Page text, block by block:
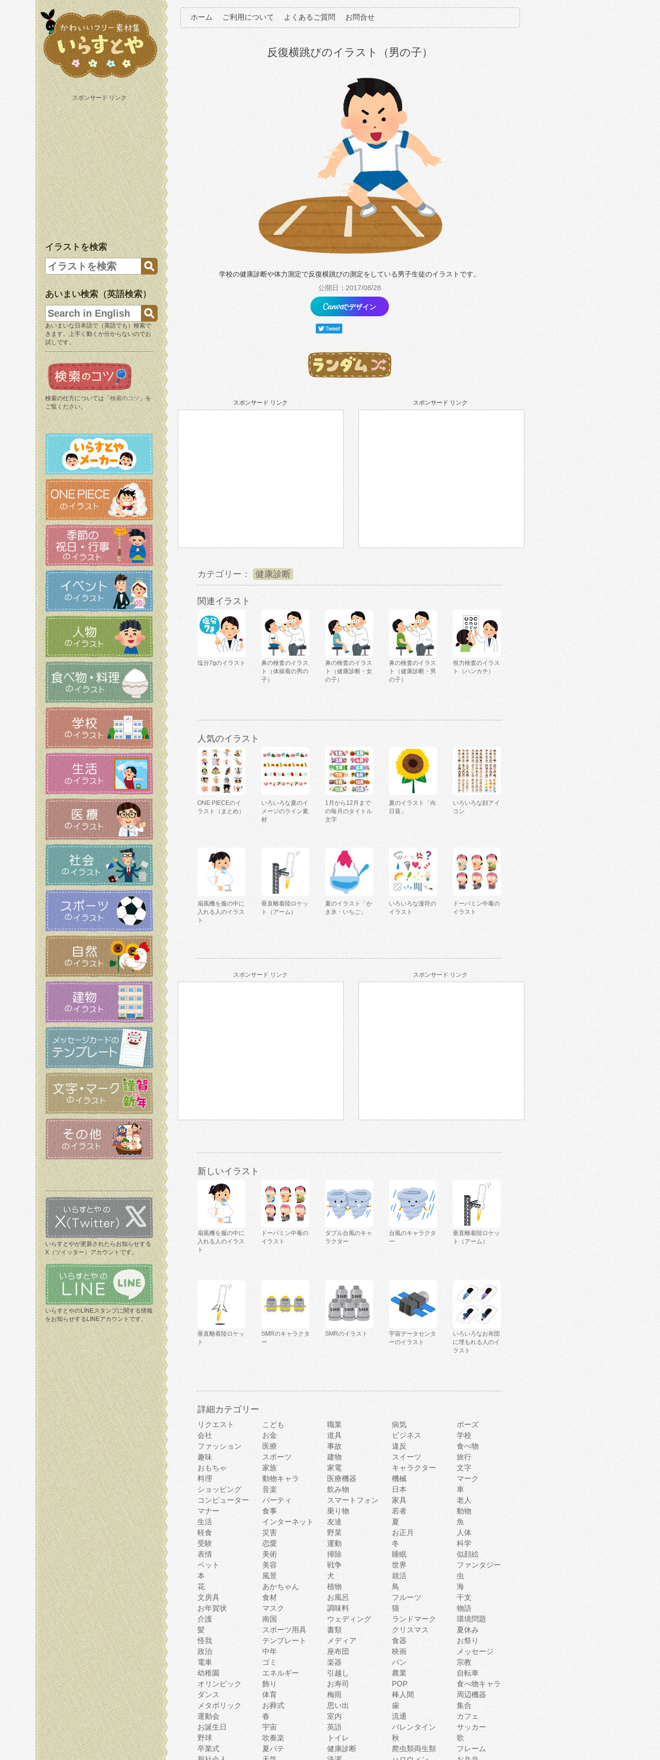
スポンサード リンク
イラストを検索
あいまい検索（英語検索）
あいまいな日本語で（英語でも）検索で
きます。上手く動くか分からないのでお
試しです。
検索の仕方については「 検索のコツ 」を
ご覧ください。
いらすとやが更新されたらお知らせする
X（ツイッター）アカウントです。
いらすとやのLINEスタンプに関する情報
をお知らせするLINEアカウントです。
ホーム ご利用について よくあるご質問 お問合せ
反復横跳びのイラスト（男の子）
学校の健康診断や体力測定で反復横跳びの測定をしている男子生徒のイラストです。
公開日：2017/08/28
でデザイン
スポンサード リンク スポンサード リンク
カテゴリー： 健康診断
関連イラスト
塩分7gのイラスト
鼻の検査のイラス
ト（体操着の男の
子）
鼻の検査のイラス
ト（健康診断・女
の子）
鼻の検査のイラス
ト（健康診断・男
の子）
視力検査のイラス
ト（ハンカチ）
人気のイラスト
ONE PIECEのイ
ラスト（まとめ）
いろいろな夏のイ
メージのライン素
材
1月から12月まで
の毎月のタイトル
文字
夏のイラスト「向
日葵」
いろいろな顔アイ
コン
扇風機を服の中に
入れる人のイラス
ト
垂直離着陸ロケッ
ト（アーム）
夏のイラスト「か
き氷・いちご」
いろいろな漫符の
イラスト
ドーパミン中毒の
イラスト
スポンサード リンク スポンサード リンク
新しいイラスト
扇風機を服の中に
入れる人のイラス
ト
ドーパミン中毒の
イラスト
ダブル台風のキャ
ラクター
台風のキャラクタ
ー
垂直離着陸ロケッ
ト（アーム）
垂直離着陸ロケッ
ト
SMRのキャラクタ
ー
SMRのイラスト
宇宙データセンタ
ーのイラスト
いろいろなお布団
に埋もれる人のイ
ラスト
詳細カテゴリー
リクエスト こども 職業 病気
ポーズ
会社
お金 道具 ビジネス
学校
ファッション
医療 事故 違反
食べ物
趣味
スポーツ 建物 スイーツ
旅行
おもちゃ
家族 家電 キャラクター
文字
料理
動物キャラ 医療機器 機械
マーク
ショッピング
音楽 飲み物 日本
車
コンピューター
パーティ スマートフォン 家具
老人
マナー
食事 乗り物 若者
動物
生活
インターネット 友達 夏
魚
軽食
災害 野菜 お正月
人体
受験
恋愛 運動 冬
科学
表情
美術 掃除 睡眠
似顔絵
ペット
美容 戦争 世界
ファンタジー
本
風景 犬 就活
虫
花
あかちゃん 植物 鳥
海
文房具
食材 お風呂 フルーツ
干支
お年賀状
マスク 調味料 猫
物語
介護
南国 ウェディング ランドマーク
環境問題
髪
スポーツ用具 書類 クリスマス
夏休み
怪我
テンプレート メディア 食器
お祭り
政治
中年 座布団 映画
メッセージ
電車
ゴミ 楽器 パン
宗教
幼稚園
エネルギー 引越し 農業
自転車
オリンピック
飾り お寿司 POP
食べ物キャラ
ダンス
体育 梅雨 棒人間
周辺機器
メタボリック
お葬式 思い出 歯
集合
運動会
春 室内 流通
カフェ
お誕生日
宇宙 英語 バレンタイン
サッカー
野球
吹奏楽 トイレ 秋
歌
卒業式
夏バテ 健康診断 爬虫類両生類
フレーム